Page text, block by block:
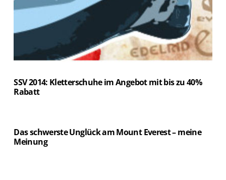
SSV 2014: Kletterschuhe im Angebot mit bis zu 40%
Rabatt
Das schwerste Unglück am Mount Everest – meine
Meinung